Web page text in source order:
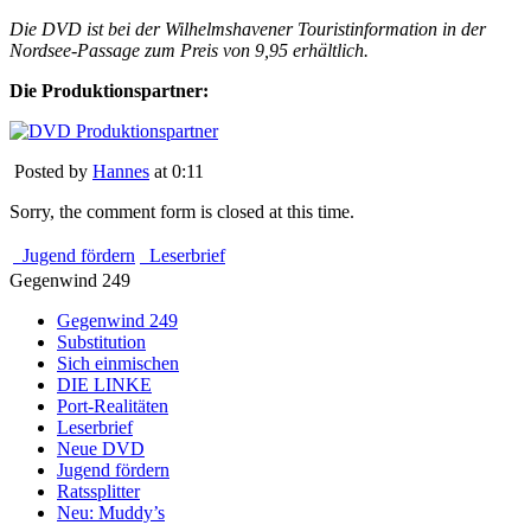
Die DVD ist bei der Wilhelmshavener Touristinformation in der
Nordsee-Passage zum Preis von 9,95 erhältlich.
Die Produktionspartner:
Posted by Hannes at 0:11
Sorry, the comment form is closed at this time.
Jugend fördern
Leserbrief
Gegenwind 249
Gegenwind 249
Substitution
Sich einmischen
DIE LINKE
Port-Realitäten
Leserbrief
Neue DVD
Jugend fördern
Ratssplitter
Neu: Muddy’s